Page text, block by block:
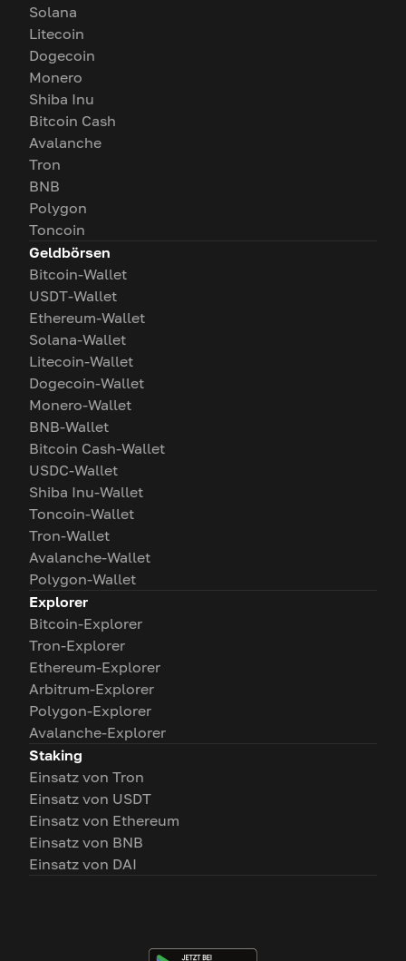
Solana
Litecoin
Dogecoin
Monero
Shiba Inu
Bitcoin Cash
Avalanche
Tron
BNB
Polygon
Toncoin
Geldbörsen
Bitcoin-Wallet
USDT-Wallet
Ethereum-Wallet
Solana-Wallet
Litecoin-Wallet
Dogecoin-Wallet
Monero-Wallet
BNB-Wallet
Bitcoin Cash-Wallet
USDC-Wallet
Shiba Inu-Wallet
Toncoin-Wallet
Tron-Wallet
Avalanche-Wallet
Polygon-Wallet
Explorer
Bitcoin-Explorer
Tron-Explorer
Ethereum-Explorer
Arbitrum-Explorer
Polygon-Explorer
Avalanche-Explorer
Staking
Einsatz von Tron
Einsatz von USDT
Einsatz von Ethereum
Einsatz von BNB
Einsatz von DAI